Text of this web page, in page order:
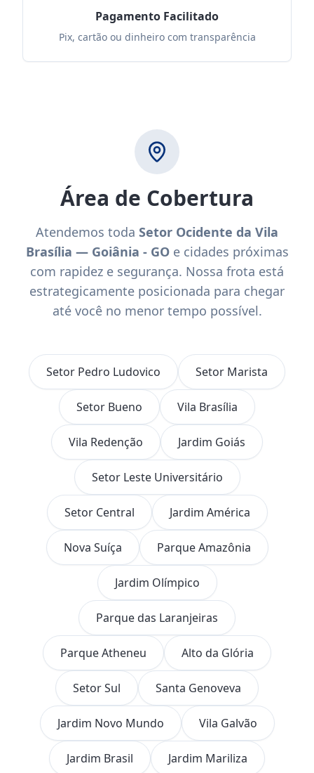
Pagamento Facilitado
Pix, cartão ou dinheiro com transparência
Área de Cobertura
Atendemos toda Setor Ocidente da Vila
Brasília — Goiânia - GOe cidades próximas
com rapidez e segurança. Nossa frota está
estrategicamente posicionada para chegar
até você no menor tempo possível.
Setor Pedro Ludovico Setor Marista
Setor Bueno Vila Brasília
Vila Redenção Jardim Goiás
Setor Leste Universitário
Setor Central Jardim América
Nova Suíça Parque Amazônia
Jardim Olímpico
Parque das Laranjeiras
Parque Atheneu Alto da Glória
Setor Sul Santa Genoveva
Jardim Novo Mundo Vila Galvão
Jardim Brasil Jardim Mariliza